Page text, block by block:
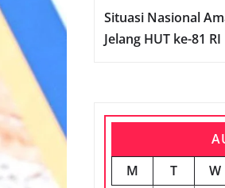
Situasi Nasional
Jelang HUT ke-81 RI
M
T W